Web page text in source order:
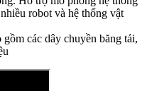
robot và hệ thống vật
các dây chuyền băng tải,